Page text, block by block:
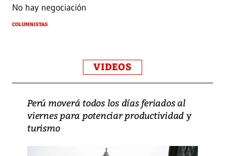
No hay negociación
COLUMNISTAS
VIDEOS
Perú moverá todos los días feriados al
viernes para potenciar productividad y
turismo